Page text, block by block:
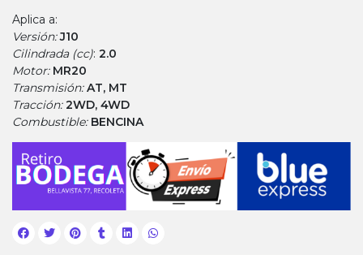
Aplica a:
Versión:J10
Cilindrada (cc): 2.0
Motor: MR20
Transmisión:AT, MT
Tracción:2WD, 4WD
Combustible: BENCINA